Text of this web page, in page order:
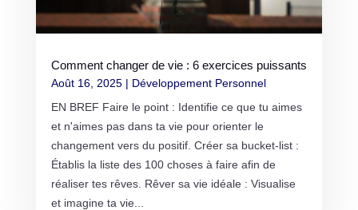
Comment changer de vie : 6 exercices puissants
Août 16, 2025| Développement Personnel
EN BREF Faire le point : Identifie ce que tu aimes
et n'aimes pas dans ta vie pour orienter le
changement vers du positif. Créer sa bucket-list :
Établis la liste des 100 choses à faire afin de
réaliser tes rêves. Rêver sa vie idéale : Visualise
et imagine ta vie...